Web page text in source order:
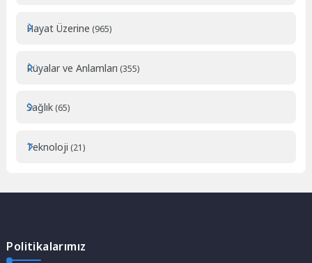
Hayat Üzerine (965)
Rüyalar ve Anlamları (355)
Sağlık (65)
Teknoloji (21)
Politikalarımız